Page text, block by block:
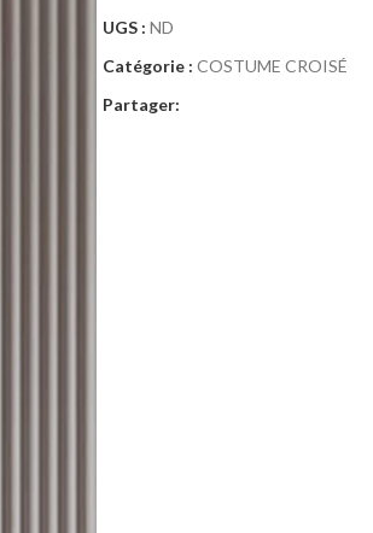
UGS : ND
Catégorie : COSTUME CROISÉ
Partager: